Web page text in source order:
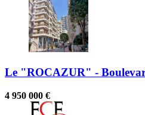
Le "ROCAZUR" -
4 950 000 €